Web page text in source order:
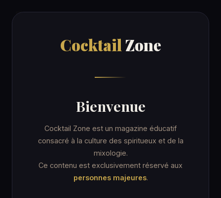
Cocktail Zone
Bienvenue
Cocktail Zone est un magazine éducatif
consacré à la culture des spiritueux et de la
mixologie.
Ce contenu est exclusivement réservé aux
personnes majeures.
CocktailZone
Snowball
9 min Verre highball ★★☆ Intermédiaire